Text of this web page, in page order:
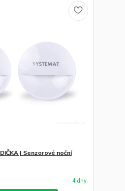
| Senzorové noční
4 dny